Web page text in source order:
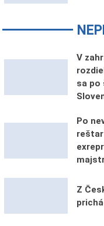
V
sa po
Po
Z